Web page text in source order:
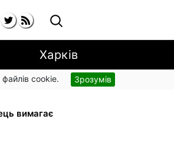
Харків
файлів cookie. Зрозумів
I-
вимагає